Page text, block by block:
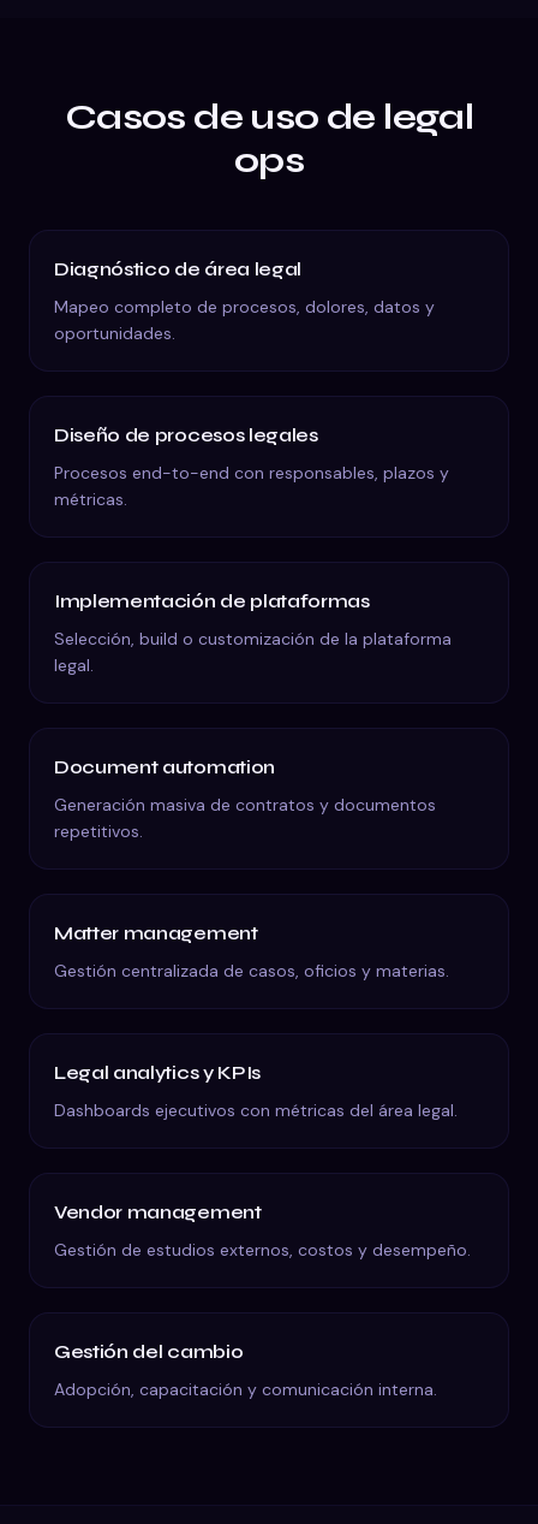
Casos de uso de legal
ops
Diagnóstico de área legal
Mapeo completo de procesos, dolores, datos y
oportunidades.
Diseño de procesos legales
Procesos end-to-end con responsables, plazos y
métricas.
Implementación de plataformas
Selección, build o customización de la plataforma
legal.
Document automation
Generación masiva de contratos y documentos
repetitivos.
Matter management
Gestión centralizada de casos, oficios y materias.
Legal analytics y KPIs
Dashboards ejecutivos con métricas del área legal.
Vendor management
Gestión de estudios externos, costos y desempeño.
Gestión del cambio
Adopción, capacitación y comunicación interna.